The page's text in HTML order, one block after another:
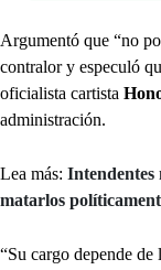
Argumentó que “no
contralor y especuló
oficialista cartista
administración.
Lea más: Intendentes
matarlos
“Su cargo depende